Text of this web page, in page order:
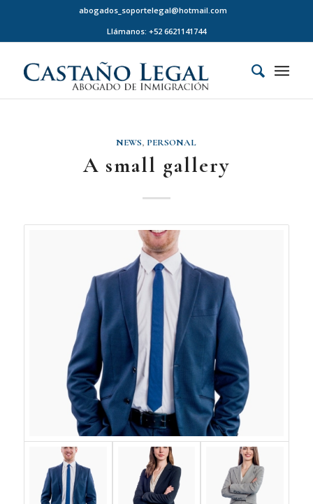
abogados_soportelegal@hotmail.com
Llámanos: +52 6621141744
NEWS, PERSONAL
A small gallery